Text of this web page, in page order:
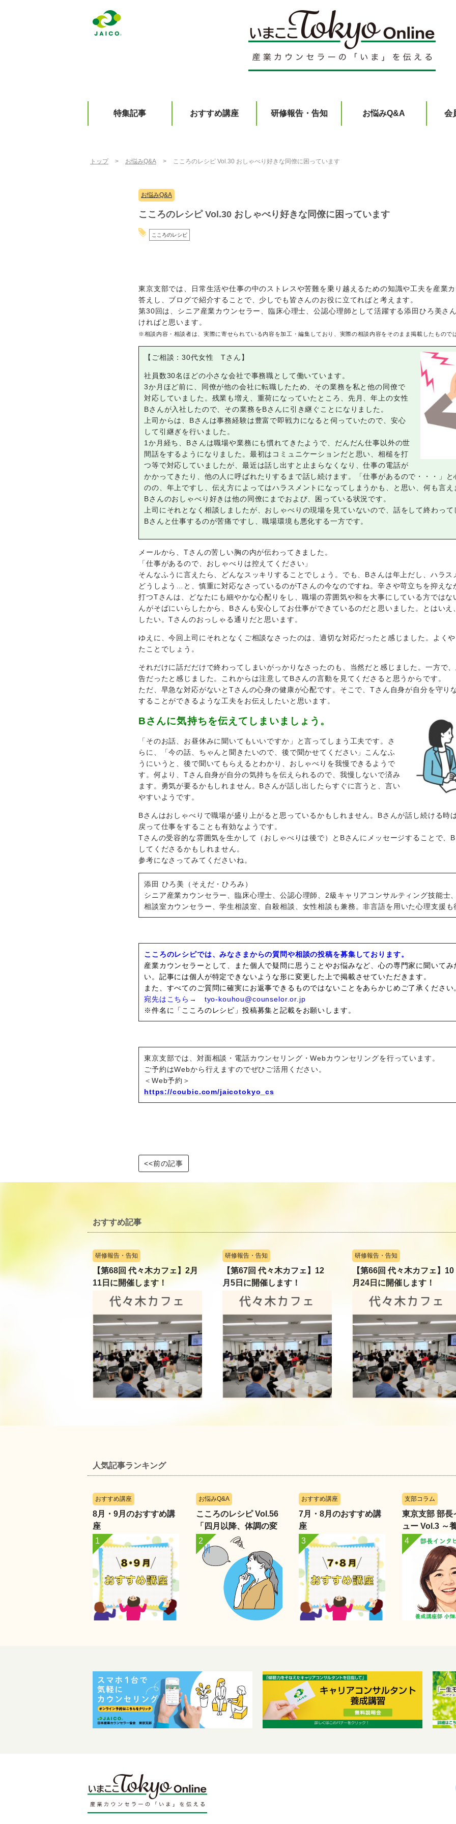
特集記事 おすすめ講座 研修報告・告知 お悩みQ&A 会
トップ > お悩みQ&A > こころのレシピ Vol.30 おしゃべり好きな同僚に困っています
お悩みQ&A
こころのレシピ Vol.30 おしゃべり好きな同僚に困っています
こころのレシピ
東京支部では、日常生活や仕事の中のストレスや苦難を乗り越えるための知識や工夫を産業
答えし、ブログで紹介することで、少しでも皆さんのお役に立てればと考えます。
第30回は、シニア産業カウンセラー、臨床心理士、公認心理師として活躍する添田ひろ美さ
ければと思います。
※相談内容・相談者は、実際に寄せられている内容を加工・編集しており、実際の相談内容をそのまま掲載したもので
【ご相談：30代女性 Tさん】
社員数30名ほどの小さな会社で事務職として働いています。
3か月ほど前に、同僚が他の会社に転職したため、その業務を私と他の同僚で
対応していました。残業も増え、重荷になっていたところ、先月、年上の女性
Bさんが入社したので、その業務をBさんに引き継ぐことになりました。
上司からは、Bさんは事務経験は豊富で即戦力になると伺っていたので、安心
して引継ぎを行いました。
1か月経ち、Bさんは職場や業務にも慣れてきたようで、だんだん仕事以外の世
間話をするようになりました。最初はコミュニケーションだと思い、相槌を打
つ等で対応していましたが、最近は話し出すと止まらなくなり、仕事の電話が
かかってきたり、他の人に呼ばれたりするまで話し続けます。「仕事があるので・・・」と
のの、年上ですし、伝え方によってはハラスメントになってしまうかも、と思い、何も言え
Bさんのおしゃべり好きは他の同僚にまでおよび、困っている状況です。
上司にそれとなく相談しましたが、おしゃべりの現場を見ていないので、話をして終わって
Bさんと仕事するのが苦痛ですし、職場環境も悪化する一方です。
メールから、Tさんの苦しい胸の内が伝わってきました。
「仕事があるので、おしゃべりは控えてください」
そんなふうに言えたら、どんなスッキリすることでしょう。でも、Bさんは年上だし、ハラス
どうしよう…と、慎重に対応なさっているのがTさんの今なのですね。辛さや苛立ちを抑えな
打つTさんは、どなたにも細やかな心配りをし、職場の雰囲気や和を大事にしている方ではな
んがそばにいらしたから、Bさんも安心してお仕事ができているのだと思いました。とはい
したい。Tさんのおっしゃる通りだと思います。
ゆえに、今回上司にそれとなくご相談なさったのは、適切な対応だったと感じました。よく
たことでしょう。
それだけに話だだけで終わってしまいがっかりなさったのも、当然だと感じました。一方で
告だったと感じました。これからは注意してBさんの言動を見てくださると思うからです。
ただ、早急な対応がないとTさんの心身の健康が心配です。そこで、Tさん自身が自分を守り
することができるような工夫をお伝えしたいと思います。
Bさんに気持ちを伝えてしまいましょう。
「そのお話、お昼休みに聞いてもいいですか」と言ってしまう工夫です。さ
らに、「今の話、ちゃんと聞きたいので、後で聞かせてください」こんなふ
うにいうと、後で聞いてもらえるとわかり、おしゃべりを我慢できるようで
す。何より、Tさん自身が自分の気持ちを伝えられるので、我慢しないで済み
ます。勇気が要るかもしれません。Bさんが話し出したらすぐに言うと、言い
やすいようです。
Bさんはおしゃべりで職場が盛り上がると思っているかもしれません。Bさんが話し続ける時
戻って仕事をすることも有効なようです。
Tさんの受容的な雰囲気を生かして（おしゃべりは後で）とBさんにメッセージすることで、
してくださるかもしれません。
参考になさってみてくださいね。
添田 ひろ美（そえだ・ひろみ）
シニア産業カウンセラー、臨床心理士、公認心理師、2級キャリアコンサルティング技能士
相談室カウンセラー、学生相談室、自殺相談、女性相談も兼務。非言語を用いた心理支援も
こころのレシピでは、みなさまからの質問や相談の投稿を募集しております。
産業カウンセラーとして、また個人で疑問に思うことやお悩みなど、心の専門家に聞いてみ
い。記事には個人が特定できないような形に変更した上で掲載させていただきます。
また、すべてのご質問に確実にお返事できるものではないことをあらかじめご了承ください
宛先はこちら→ tyo-kouhou@counselor.or.jp
※件名に「こころのレシピ」投稿募集と記載をお願いします。
東京支部では、対面相談・電話カウンセリング・Webカウンセリングを行っています。
ご予約はWebから行えますのでぜひご活用ください。
＜Web予約＞
https://coubic.com/jaicotokyo_cs
<<前の記事
おすすめ記事
研修報告・告知
【第68回 代々木カフェ】2月
11日に開催します！
研修報告・告知
【第67回 代々木カフェ】12
月5日に開催します！
研修報告・告知
【第66回 代々木カフェ】10
月24日に開催します！
人気記事ランキング
おすすめ講座
8月・9月のおすすめ講
座
お悩みQ&A
こころのレシピ Vol.56
「四月以降、体調の変
化に戸惑っています」
おすすめ講座
7月・8月のおすすめ講
座
支部コラム
東京支部 部長
ュー Vol.3 ～
部・小畑あや
く、学びを支
育成の現場～